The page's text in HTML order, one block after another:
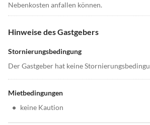
Nebenkosten anfallen können.
Hinweise des Gastgebers
Stornierungsbedingung
Der Gastgeber hat keine
Mietbedingungen
• keine Kaution